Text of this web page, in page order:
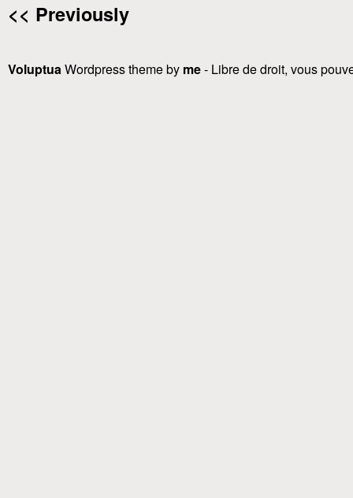
<< Previously
VoluptuaWordpress theme by me- Libre de droit, vous